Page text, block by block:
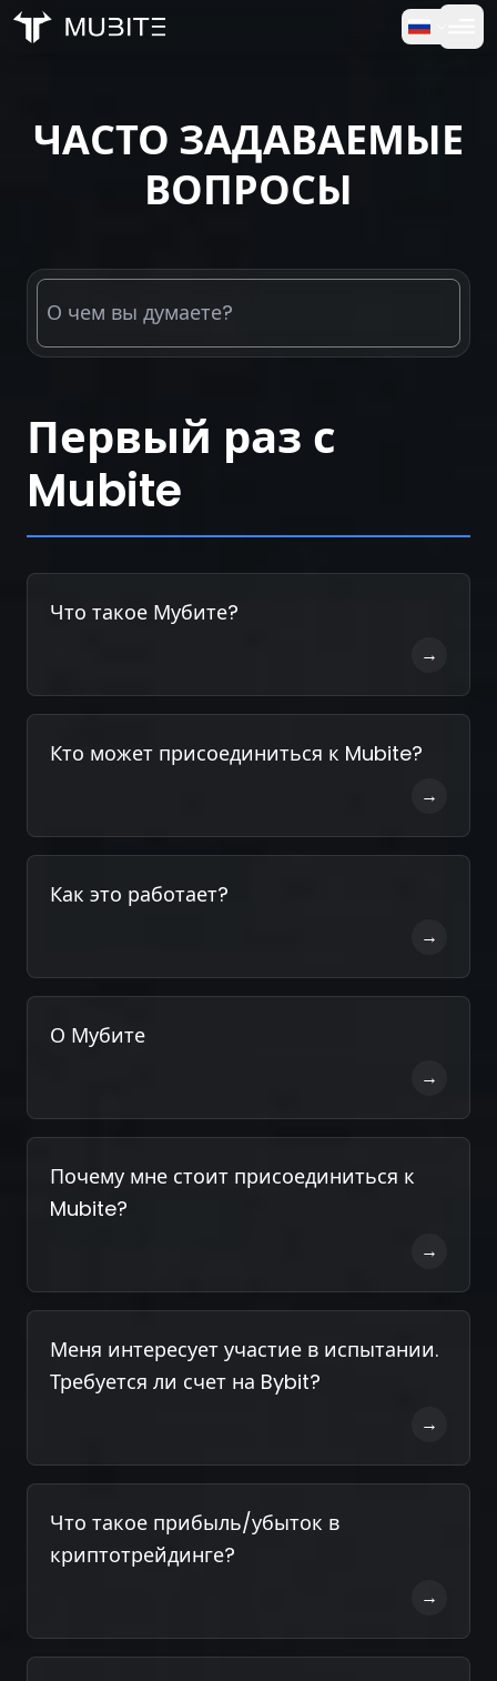
Бесплатная Пробная Версия
Торговля
О нас
Войти
ЧАСТО ЗАДАВАЕМЫЕ
ВОПРОСЫ
Первый раз с
Mubite
Что такое Мубите?
→
Кто может присоединиться к Mubite?
→
Как это работает?
→
О Мубите
→
Почему мне стоит присоединиться к
Mubite?
→
Меня интересует участие в испытании.
Требуется ли счет на Bybit?
→
Что такое прибыль/убыток в
криптотрейдинге?
→